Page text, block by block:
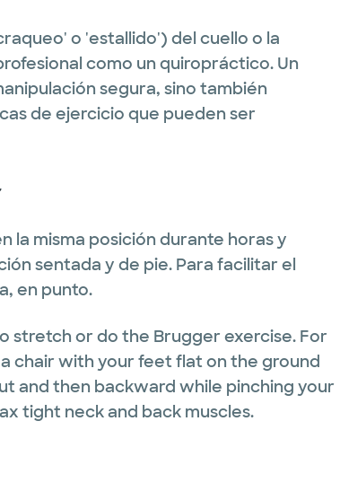
o 'estallido') del cuello o la
como un quiropráctico. Un
segura, sino también
de ejercicio que pueden ser
la misma posición durante horas y
sentada y de pie. Para facilitar el
en punto.
stretch or do the Brugger exercise. For
chair with your feet flat on the ground
and then backward while pinching your
tight neck and back muscles.